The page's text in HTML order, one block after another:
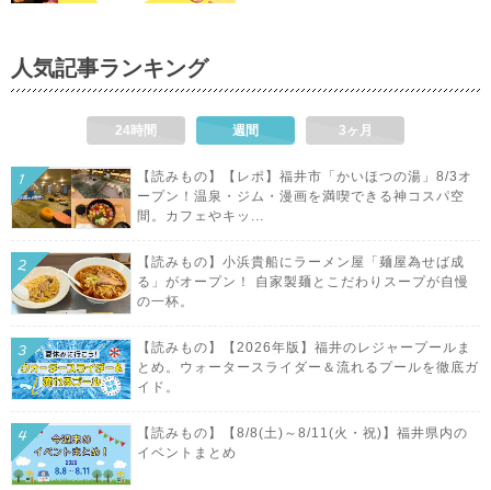
人気記事ランキング
24時間 週間 3ヶ月
【読みもの】【レポ】福井市「かいほつの湯」8/3オ
ープン！温泉・ジム・漫画を満喫できる神コスパ空
間。カフェやキッ...
【読みもの】小浜貴船にラーメン屋「麺屋為せば成
る」がオープン！ 自家製麺とこだわりスープが自慢
の一杯。
【読みもの】【2026年版】福井のレジャープールま
とめ。ウォータースライダー＆流れるプールを徹底ガ
イド。
【読みもの】【8/8(土)～8/11(火・祝)】福井県内の
イベントまとめ